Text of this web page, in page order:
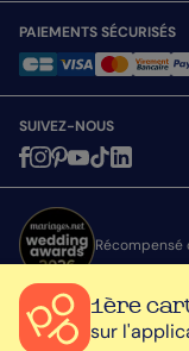
PAIEMENTS SÉCURISÉS
SUIVEZ-NOUS
Récompensé
Toutes nos cartes sont
2026 - Tous droits réservés
1ère
sur